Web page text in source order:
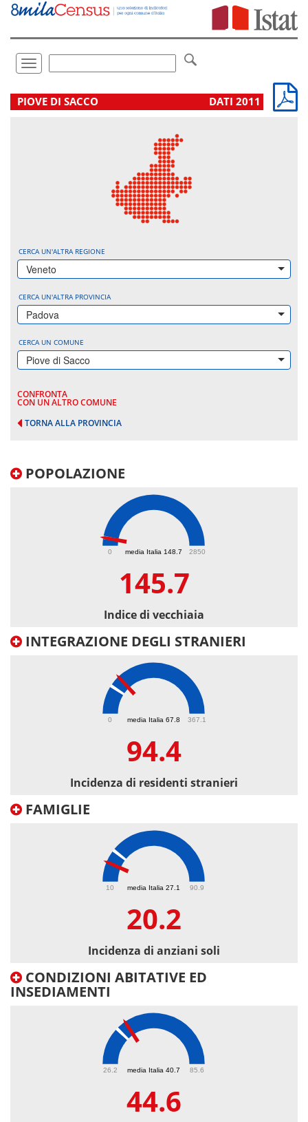
Vai
direttamente
Toggle
navigation
.
PIOVE DI SACCO DATI 2011
CERCA UN'ALTRA REGIONE
Veneto
CERCA UN'ALTRA PROVINCIA
Padova
CERCA UN COMUNE
Piove di Sacco
CONFRONTA
CON UN ALTRO COMUNE
TORNA ALLA PROVINCIA
POPOLAZIONE
media Italia 148.7
0 2850
145.7
Indice di vecchiaia
INTEGRAZIONE DEGLI STRANIERI
media Italia 67.8
0 367.1
94.4
Incidenza di residenti stranieri
FAMIGLIE
media Italia 27.1
10 90.9
20.2
Incidenza di anziani soli
CONDIZIONI ABITATIVE ED
INSEDIAMENTI
media Italia 40.7
26.2 85.6
44.6